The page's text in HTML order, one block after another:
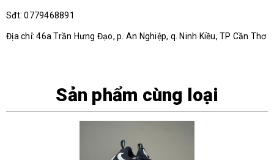
Sđt: 0779468891
Địa chỉ: 46a Trần Hưng Đạo, p. An Nghiệp, q. Ninh Kiều, TP Cần Thơ
Sản phẩm cùng loại